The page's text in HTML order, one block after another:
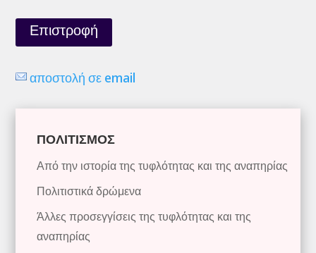
Επιστροφή
αποστολή σε email
ΠΟΛΙΤΙΣΜΟΣ
Από την ιστορία της τυφλότητας και της αναπηρίας
Πολιτιστικά δρώμενα
Άλλες προσεγγίσεις της τυφλότητας και της
αναπηρίας